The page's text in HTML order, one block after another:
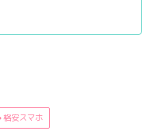
格安スマホ